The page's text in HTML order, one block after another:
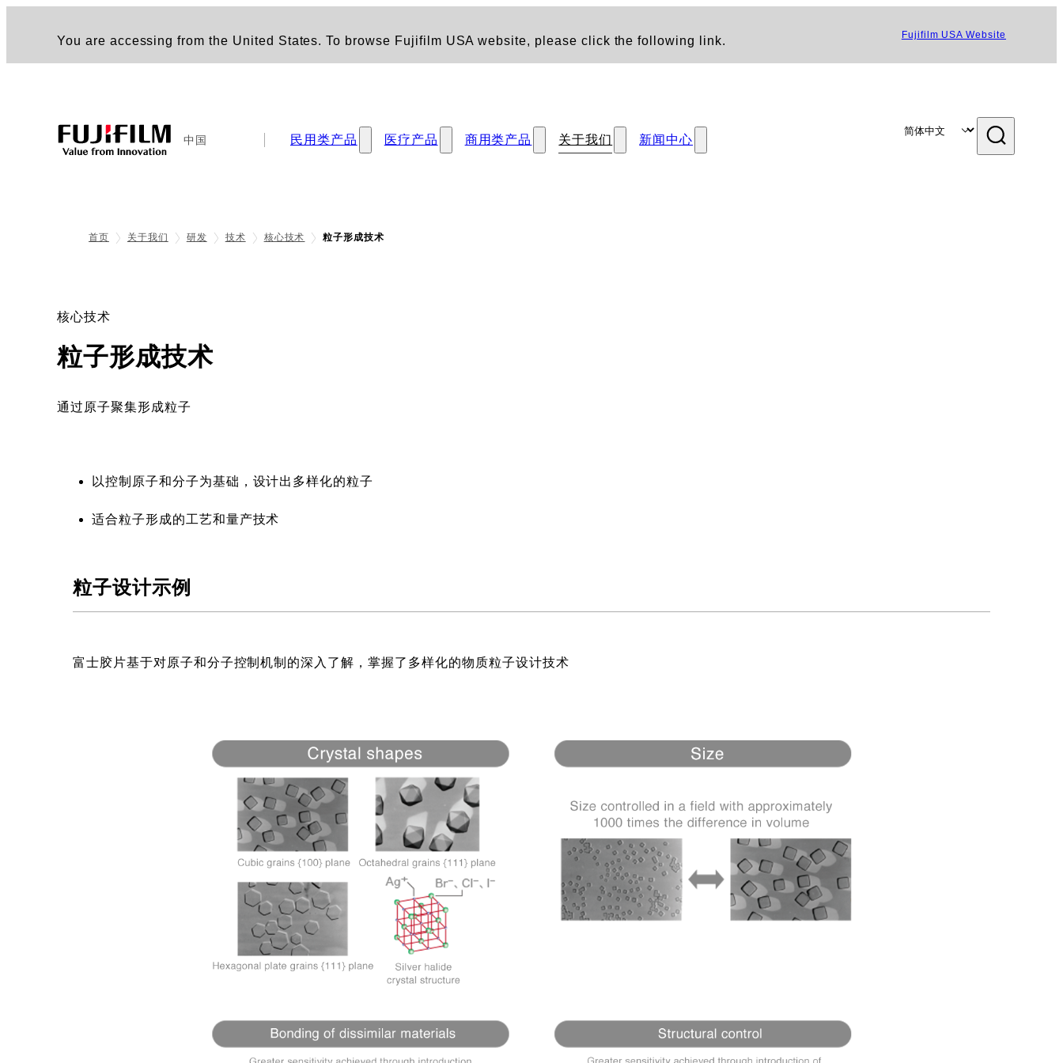
You are accessing from the United States. To browse Fujifilm USA website, please click the following link. Fujifilm USA Website
中国 民用类产品 医疗产品 商用类产品 关于我们 新闻中心
首页 关于我们 研发 技术 核心技术 粒子形成技术
核心技术
粒子形成技术
通过原子聚集形成粒子
以控制原子和分子为基础，设计出多样化的粒子
适合粒子形成的工艺和量产技术
粒子设计示例
富士胶片基于对原子和分子控制机制的深入了解，掌握了多样化的物质粒子设计技术